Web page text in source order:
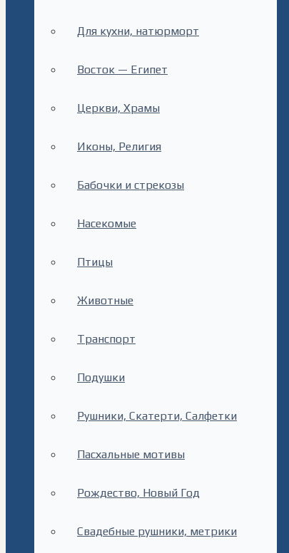
Для кухни, натюрморт
Восток — Египет
Церкви, Храмы
Иконы, Религия
Бабочки и стрекозы
Насекомые
Птицы
Животные
Транспорт
Подушки
Рушники, Скатерти, Салфетки
Пасхальные мотивы
Рождество, Новый Год
Свадебные рушники, метрики